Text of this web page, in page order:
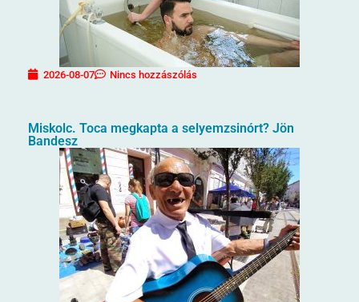
2026-08-07 Nincs hozzászólás
Miskolc. Toca megkapta a selyemzsinórt? Jön
Bandesz